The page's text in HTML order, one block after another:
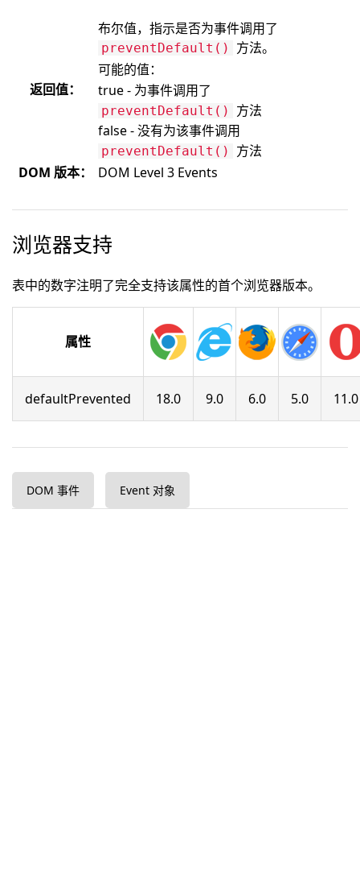
返回值：
布尔值，指示是否为事件调用了
preventDefault()
方法。
可能的值：
true - 为事件调用了
preventDefault()
方法
false - 没有为该事件调用
preventDefault()
方法
DOM 版本：
DOM Level 3 Events
浏览器支持
表中的数字注明了完全支持该属性的首个浏览器版本。
属性
defaultPrevented 18.0 9.0 6.0 5.0 11.0
DOM 事件 Event 对象